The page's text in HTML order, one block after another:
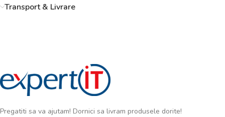
Transport & Livrare
Pregatiti sa va ajutam! Dornici sa livram produsele dorite!